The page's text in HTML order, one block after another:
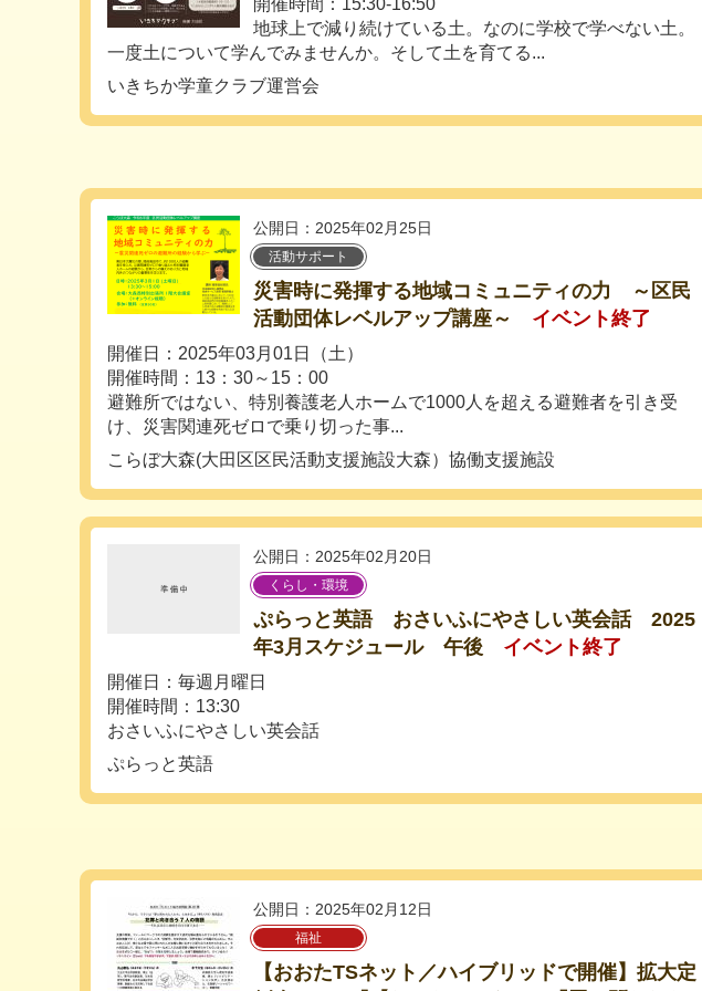
開催時間：15:30-16:50
地球上で減り続けている土。なのに学校で学べない土。
一度土について学んでみませんか。そして土を育てる...
いきちか学童クラブ運営会
公開日：2025年02月25日
活動サポート
災害時に発揮する地域コミュニティの力 ～区民
活動団体レベルアップ講座～
イベント終了
開催日：2025年03月01日（土）
開催時間：13：30～15：00
避難所ではない、特別養護老人ホームで1000人を超える避難者を引き受
け、災害関連死ゼロで乗り切った事...
こらぼ大森(大田区区民活動支援施設大森）協働支援施設
公開日：2025年02月20日
くらし・環境
ぷらっと英語 おさいふにやさしい英会話 2025
年3月スケジュール 午後
イベント終了
開催日：毎週月曜日
開催時間：13:30
おさいふにやさしい英会話
ぷらっと英語
公開日：2025年02月12日
福祉
【おおたTSネット／ハイブリッドで開催】拡大定